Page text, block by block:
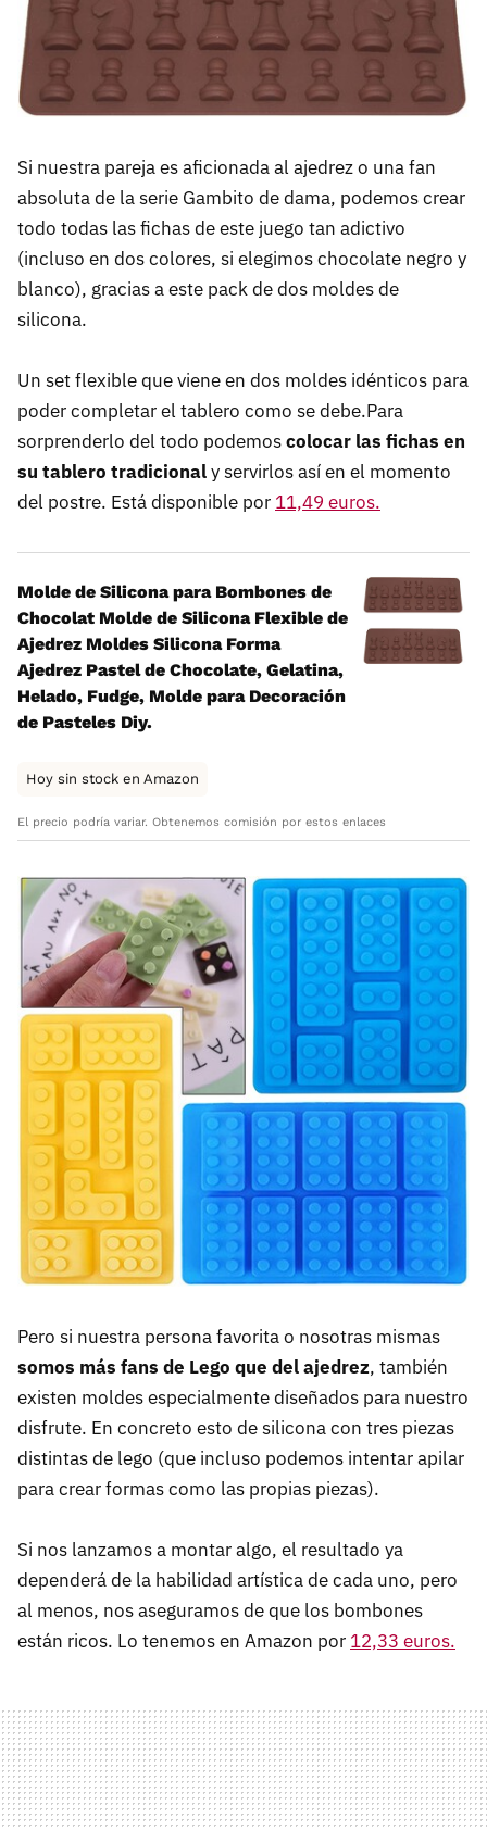
Si nuestra pareja es aficionada al ajedrez o una fan
absoluta de la serie Gambito de dama, podemos crear
todo todas las fichas de este juego tan adictivo
(incluso en dos colores, si elegimos chocolate negro y
blanco), gracias a este pack de dos moldes de
silicona.
Un set flexible que viene en dos moldes idénticos para
poder completar el tablero como se debe.Para
sorprenderlo del todo podemoscolocar las fichas en
su tablero tradicionaly servirlos así en el momento
del postre. Está disponible por 11,49 euros.
Molde de Silicona para Bombones de
Chocolat Molde de Silicona Flexible de
Ajedrez Moldes Silicona Forma
Ajedrez Pastel de Chocolate, Gelatina,
Helado, Fudge, Molde para Decoración
de Pasteles Diy.
Hoy sin stock en Amazon
El precio podría variar. Obtenemos comisión por estos enlaces
Pero si nuestra persona favorita o nosotras mismas
somos más fans de Lego que del ajedrez, también
existen moldes especialmente diseñados para nuestro
disfrute. En concreto esto de silicona con tres piezas
distintas de lego (que incluso podemos intentar apilar
para crear formas como las propias piezas).
Si nos lanzamos a montar algo, el resultado ya
dependerá de la habilidad artística de cada uno, pero
al menos, nos aseguramos de que los bombones
están ricos. Lo tenemos en Amazon por 12,33 euros.